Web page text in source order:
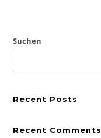
Suchen
Recent Posts
Recent Comments